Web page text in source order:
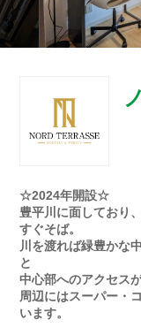
☆2024年開設☆
豊平川に面しており
すぐそば。
川を渡れば緑豊かな
と
中心部へのアクセス
周辺にはスーパー・
います。